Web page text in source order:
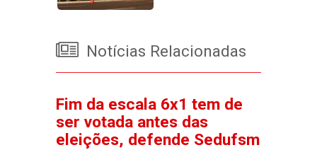
Notícias Relacionadas
Fim da escala 6x1 tem de
ser votada antes das
eleições, defende Sedufsm